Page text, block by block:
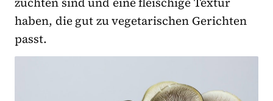
haben, die gut zu vegetarischen Gerichten
passt.